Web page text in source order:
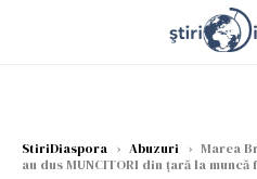
StiriDiaspora › Abuzuri › Marea
au dus MUNCITORI din țară la